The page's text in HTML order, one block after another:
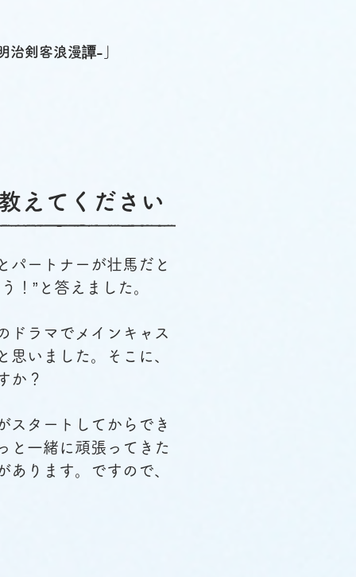
治剣客浪漫譚-」
えてください
パートナーが壮馬だと
！”と答えました。
ドラマでメインキャス
いました。そこに、
か？
スタートしてからでき
と一緒に頑張ってきた
ります。ですので、